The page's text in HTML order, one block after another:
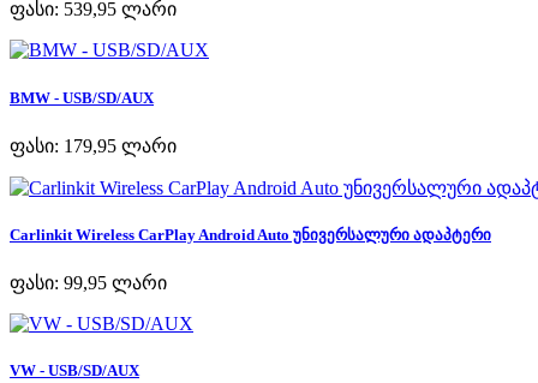
ფასი: 539,95 ლარი
BMW - USB/SD/AUX
ფასი: 179,95 ლარი
Carlinkit Wireless CarPlay Android Auto უნივერსალური ადაპტერი
ფასი: 99,95 ლარი
VW - USB/SD/AUX